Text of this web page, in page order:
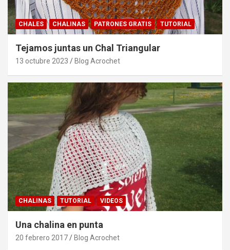
CHALES CHALINAS PATRONES GRATIS TUTORIAL
Tejamos juntas un Chal Triangular
13 octubre 2023 Blog Acrochet
CHALINAS TUTORIAL VIDEOS
Una chalina en punta
20 febrero 2017 Blog Acrochet